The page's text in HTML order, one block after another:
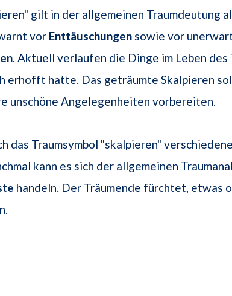
gilt in der allgemeinen Traumdeutung
vor Enttäuschungen sowie vor
. Aktuell verlaufen die Dinge im Leben des
erhofft hatte. Das geträumte Skalpieren
unschöne Angelegenheiten vorbereiten.
das Traumsymbol "skalpieren"
kann es sich der allgemeinen
handeln. Der Träumende fürchtet, etwas